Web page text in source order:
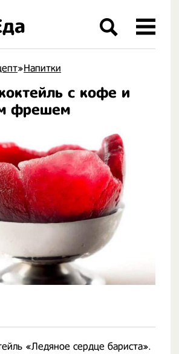
»Напитки
с кофе и
фрешем
«Ледяное сердце бариста».